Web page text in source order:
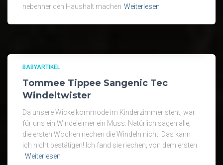
nebenher den Haushalt machen Weiterlesen
BABYARTIKEL
Tommee Tippee Sangenic Tec
Windeltwister
Da unsere Wickelkommode im Kinderzimmer steht, war
für uns ein Windeleimer ein Muss. Natürlich sagen alle,
die ersten Wochen riechen die Windeln nicht. Das kann
ich nicht bestätigen! Ich fand sie riechen, von dem ersten
Weiterlesen